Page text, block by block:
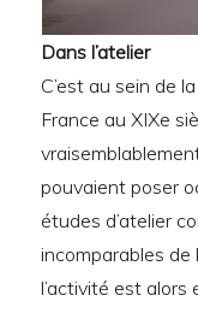
Dans l’atelier
C’est au sein de
France au XIXe
pouvaient poser
études d’atelier
incomparables
l’activité est